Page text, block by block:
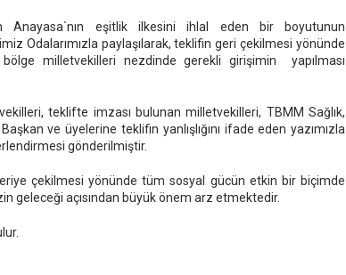
Anayasa`nın eşitlik ilkesini ihlal eden bir boyutunun
Odalarımızla paylaşılarak, teklifin geri çekilmesi yönünde
milletvekilleri nezdinde gerekli girişimin yapılması
teklifte imzası bulunan milletvekilleri, TBMM Sağlık,
ve üyelerine teklifin yanlışlığını ifade eden yazımızla
gönderilmiştir.
çekilmesi yönünde tüm sosyal gücün etkin bir biçimde
geleceği açısından büyük önem arz etmektedir.